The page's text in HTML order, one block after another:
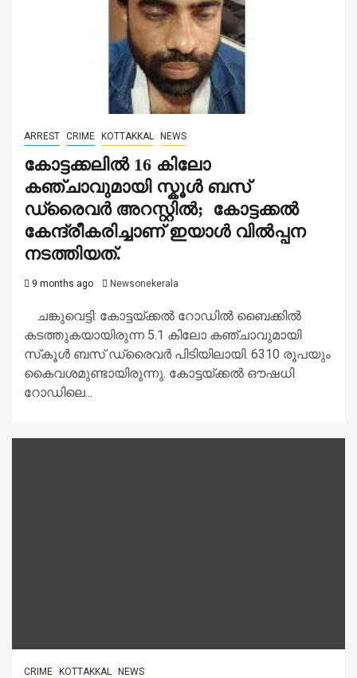
ARREST CRIME KOTTAKKAL NEWS
കോട്ടക്കലിൽ 16 കിലോ
കഞ്ചാവുമായി സ്കൂ‌ൾ ബസ്
ഡ്രൈവർ അറസ്റ്റിൽ; കോട്ടക്കൽ
കേന്ദ്രീകരിച്ചാണ് ഇയാൾ വിൽപ്പന
നടത്തിയത്.
9 months ago Newsonekerala
ചങ്കുവെട്ടി: കോട്ടയ്ക്കൽ റോഡിൽ ബൈക്കിൽ
കടത്തുകയായിരുന്ന 5.1 കിലോ കഞ്ചാവുമായി
സ്‌കൂൾ ബസ് ഡ്രൈവർ പിടിയിലായി. 6310 രൂപയും
കൈവശമുണ്ടായിരുന്നു. കോട്ടയ്ക്കൽ ഔഷധി
റോഡിലെ...
CRIME KOTTAKKAL NEWS